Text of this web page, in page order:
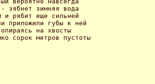
зябнет зимняя вода
и рябит еще сильней
приложили губы к ней
на хвосты
сорок метров пустоты